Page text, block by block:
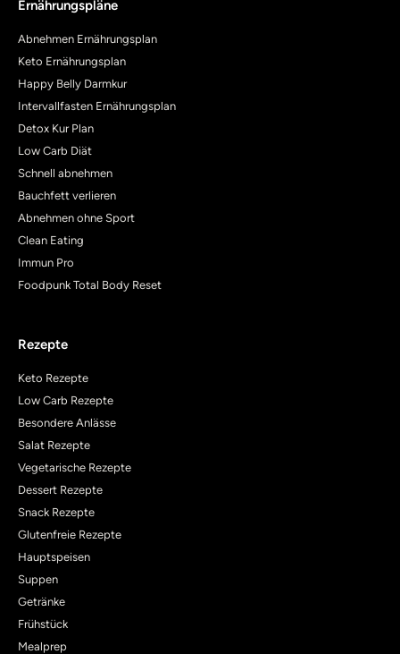
Ernährungspläne
Abnehmen Ernährungsplan
Keto Ernährungsplan
Happy Belly Darmkur
Intervallfasten Ernährungsplan
Detox Kur Plan
Low Carb Diät
Schnell abnehmen
Bauchfett verlieren
Abnehmen ohne Sport
Clean Eating
Immun Pro
Foodpunk Total Body Reset
Rezepte
Keto Rezepte
Low Carb Rezepte
Besondere Anlässe
Salat Rezepte
Vegetarische Rezepte
Dessert Rezepte
Snack Rezepte
Glutenfreie Rezepte
Hauptspeisen
Suppen
Getränke
Frühstück
Mealprep